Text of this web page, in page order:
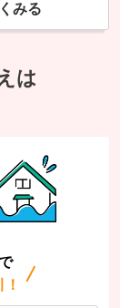
みる
は